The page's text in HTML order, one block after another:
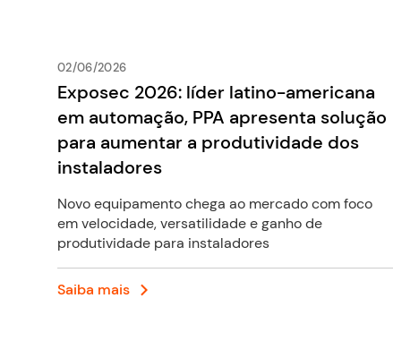
02/06/2026
Exposec 2026: líder latino-americana
em automação, PPA apresenta solução
para aumentar a produtividade dos
instaladores
Novo equipamento chega ao mercado com foco
em velocidade, versatilidade e ganho de
produtividade para instaladores
Saiba mais